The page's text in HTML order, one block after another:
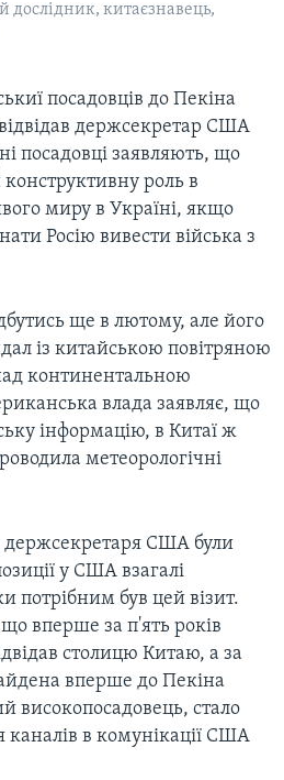
дослідник, китаєзнавець,
посадовців до Пекіна
держсекретар США
посадовці заявляють, що
роль в
миру в Україні, якщо
Росію вивести війська з
ще в лютому, але його
із китайською повітряною
континентальною
влада заявляє, що
інформацію, в Китаї ж
метеорологічні
держсекретаря США були
у США взагалі
потрібним був цей візит.
вперше за п'ять років
столицю Китаю, а за
вперше до Пекіна
високопосадовець, стало
в комунікації США